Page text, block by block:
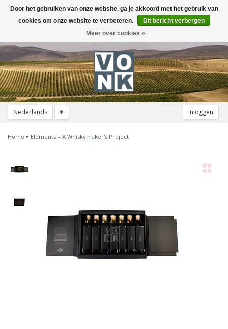
Nederlands € Inloggen
Toggle
navigation
Home » Elements – A Whiskymaker's Project
Door het gebruiken van onze website, ga je akkoord met het gebruik van
cookies om onze website te verbeteren.
Dit bericht verbergen
Meer over cookies »